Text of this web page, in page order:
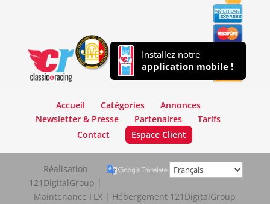
Installez notre
application mobile !
Accueil Catégories
Annonces
Newsletter & Presse
Partenaires
Tarifs
Contact
Espace Client
Réalisation
121DigitalGroup |
Maintenance FLX | Hébergement 121DigitalGroup